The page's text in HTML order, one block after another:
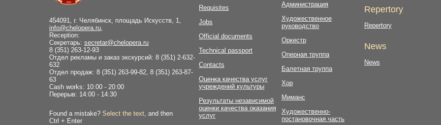
454091, г. Челябинск, площадь Искусств, 1,
info@chelopera.ru,
Reception:
Секретарь: secretar@chelopera.ru
8 (351) 263-12-93
Отдел рекламы и заказ экскурсий: 8 (351) 2-632-
632
Отдел продаж: 8 (351) 263-99-82, 8 (351) 263-87-
63
Cash works: 10:00 - 20:00
Перерыв: 14:00 - 14:30
Found a mistake? Select the text, and then
Ctrl + Enter
Requisites
Jobs
Official documents
Technical passport
Contacts
Оценка качества услуг
учреждений культуры
Результаты независимой
оценки качества оказания
услуг
Администрация
Художественное
руководство
Оркестр
Оперная труппа
Балетная труппа
Хор
Миманс
Художественно-
постановочная часть
Repertory
Repertory
News
News